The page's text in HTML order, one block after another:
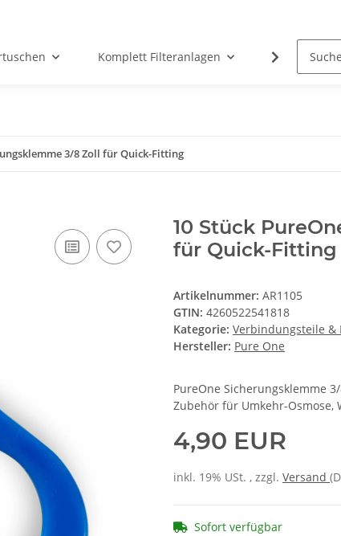
Komplett Filteranlagen Messtechnik
3/8 Zoll für Quick-Fitting
10 Stück
für Quick-Fitting
Artikelnummer: AR1105
GTIN: 4260522541818
Kategorie: Verbindungsteile &
Hersteller: Pure One
PureOne Sicherungsklemme
Zubehör für Umkehr-Osmose,
4,90 EUR
inkl. 19% USt. , zzgl. Versand
Sofort verfügbar